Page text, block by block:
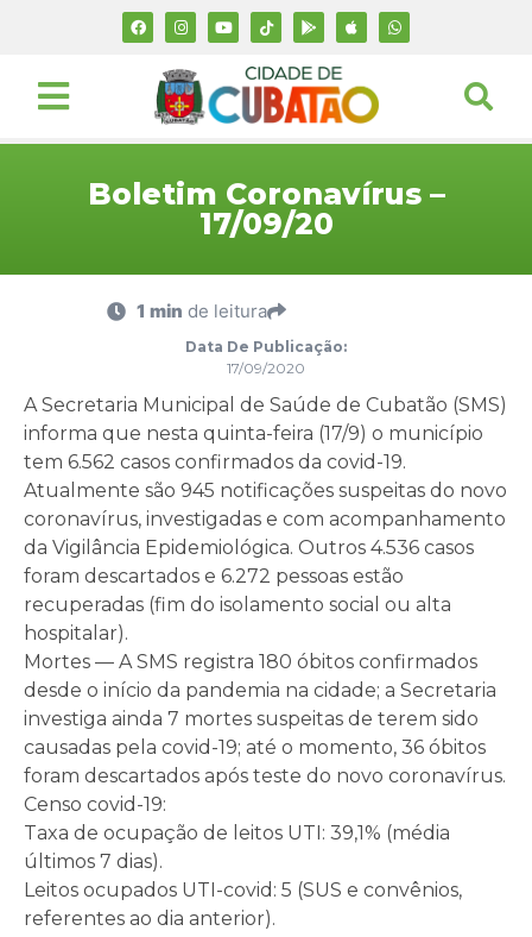
Boletim Coronavírus –
17/09/20
1 min de leitura
Data De Publicação:
17/09/2020
A Secretaria Municipal de Saúde de Cubatão (SMS)
informa que nesta quinta-feira (17/9) o município
tem 6.562 casos confirmados da covid-19.
Atualmente são 945 notificações suspeitas do novo
coronavírus, investigadas e com acompanhamento
da Vigilância Epidemiológica. Outros 4.536 casos
foram descartados e 6.272 pessoas estão
recuperadas (fim do isolamento social ou alta
hospitalar).
Mortes — A SMS registra 180 óbitos confirmados
desde o início da pandemia na cidade; a Secretaria
investiga ainda 7 mortes suspeitas de terem sido
causadas pela covid-19; até o momento, 36 óbitos
foram descartados após teste do novo coronavírus.
Censo covid-19:
Taxa de ocupação de leitos UTI: 39,1% (média
últimos 7 dias).
Leitos ocupados UTI-covid: 5 (SUS e convênios,
referentes ao dia anterior).